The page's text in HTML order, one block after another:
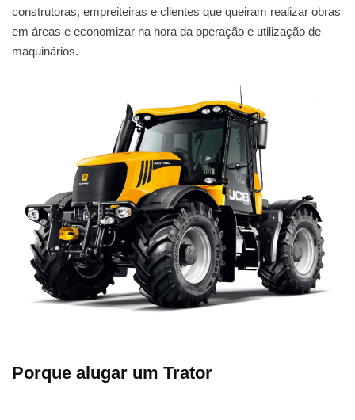
construtoras, empreiteiras e clientes que queiram realizar obras
em áreas e economizar na hora da operação e utilização de
maquinários.
Porque alugar um Trator